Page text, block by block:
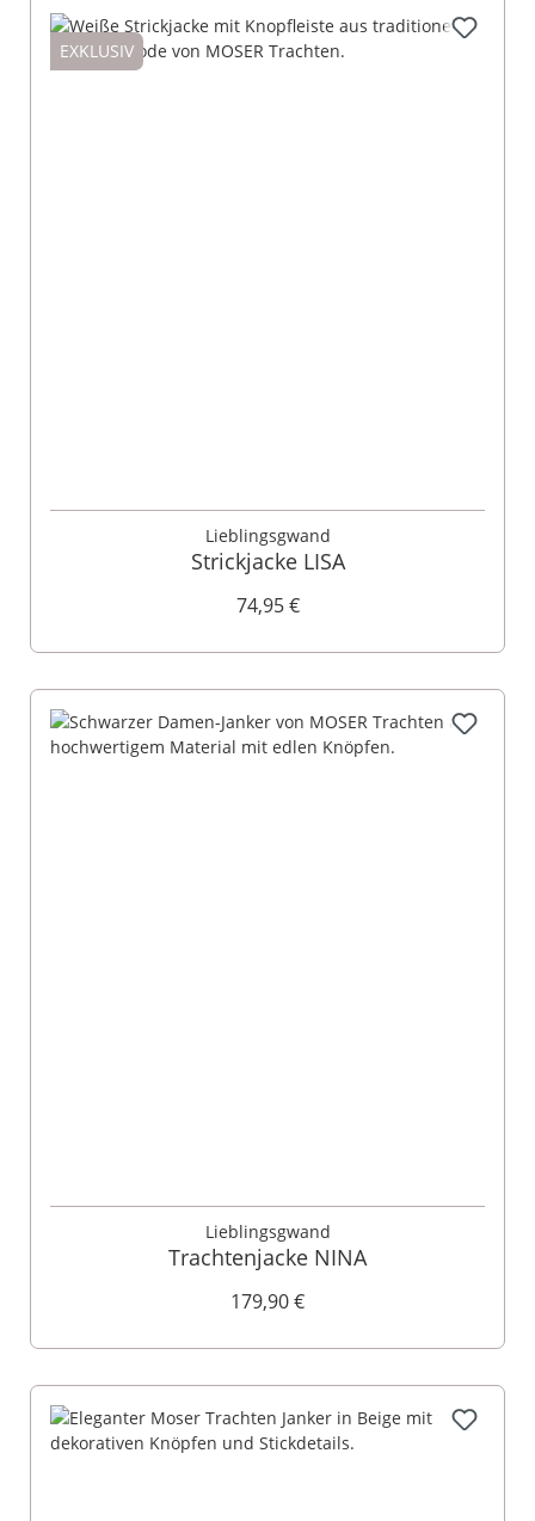
EXKLUSIV
Lieblingsgwand
Strickjacke LISA
74,95 €
Lieblingsgwand
Trachtenjacke NINA
179,90 €